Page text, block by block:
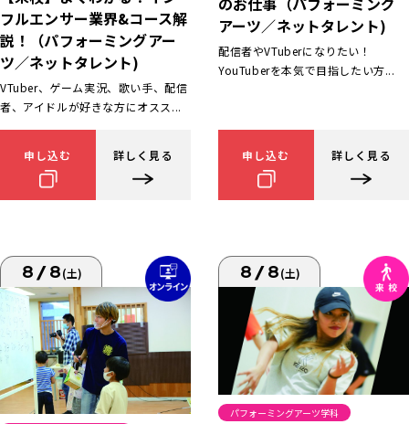
フルエンサー業界&コース解
説！（パフォーミングアー
ツ／ネットタレント)
VTuber、ゲーム実況、歌い手、配信
者、アイドルが好きな方にオスス...
申し込む 詳しく見る
アーツ／ネットタレント)
配信者やVTuberになりたい！
YouTuberを本気で目指したい方...
申し込む 詳しく見る
8/8(土) 8/8(土)
パフォーミングアーツ学科